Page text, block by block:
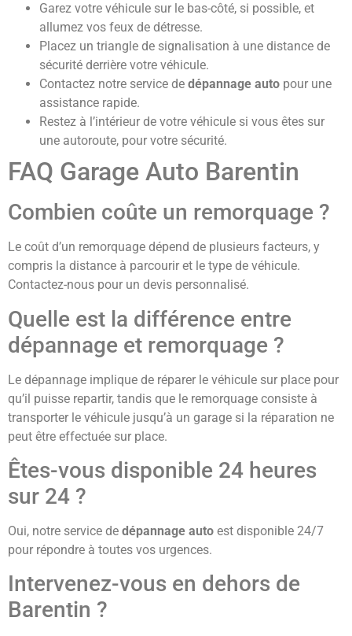
Garez votre véhicule sur le bas-côté, si possible, et
allumez vos feux de détresse.
Placez un triangle de signalisation à une distance de
sécurité derrière votre véhicule.
Contactez notre service de dépannage auto pour une
assistance rapide.
Restez à l’intérieur de votre véhicule si vous êtes sur
une autoroute, pour votre sécurité.
FAQ Garage Auto Barentin
Combien coûte un remorquage ?
Le coût d’un remorquage dépend de plusieurs facteurs, y
compris la distance à parcourir et le type de véhicule.
Contactez-nous pour un devis personnalisé.
Quelle est la différence entre
dépannage et remorquage ?
Le dépannage implique de réparer le véhicule sur place pour
qu’il puisse repartir, tandis que le remorquage consiste à
transporter le véhicule jusqu’à un garage si la réparation ne
peut être effectuée sur place.
Êtes-vous disponible 24 heures
sur 24 ?
Oui, notre service de dépannage auto est disponible 24/7
pour répondre à toutes vos urgences.
Intervenez-vous en dehors de
Barentin ?